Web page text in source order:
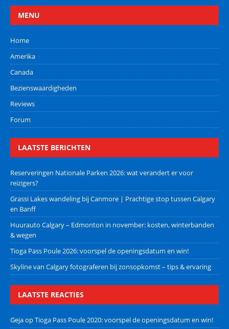
MENU
Home
Amerika
Canada
Bezienswaardigheden
Reviews
Forum
LAATSTE BERICHTEN
Reserveringen Nationale Parken 2026: wat verandert er voor
reizigers?
Grassi Lakes wandeling bij Canmore | Prachtige stop tussen Calgary
en Banff
Huurauto Calgary – Edmonton in november: kosten, winterbanden
& wegen
Tioga Pass Poule 2026: voorspel de openingsdatum en win!
Skyline van Calgary fotograferen bij zonsopkomst – tips & ervaring
LAATSTE REACTIES
GejaopTioga Pass Poule 2020: voorspel de openingsdatum en win!